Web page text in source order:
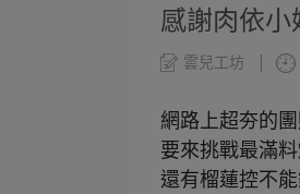
感謝肉依
雲兒工坊
網路上超夯的
要來挑戰最滿
還有榴蓮控不